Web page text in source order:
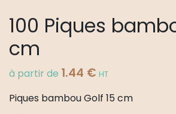
100 Piques
cm
à partir de 1.44 € HT
Piques bambou Golf 15 cm